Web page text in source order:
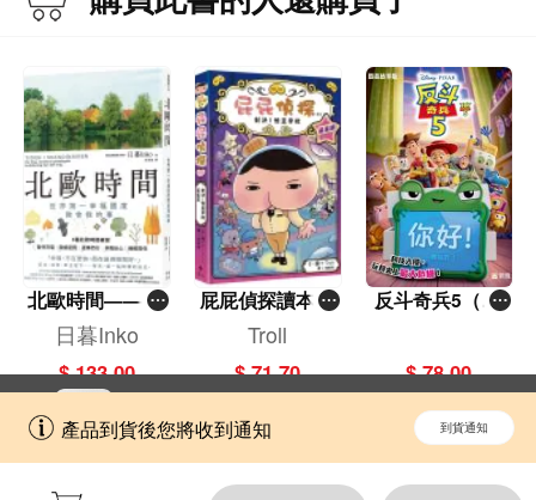
產品到貨後您將收到通知 到貨通知
北歐時間——世
界第一幸福國度
教會我的事
日暮Inko
$ 133.00
屁屁偵探讀本(1
3)－－對決！怪
篇）
Troll
$ 71.70
反斗奇兵5（圖
$ 78.00
擁抱更全面的購物和文化體驗。
開啟